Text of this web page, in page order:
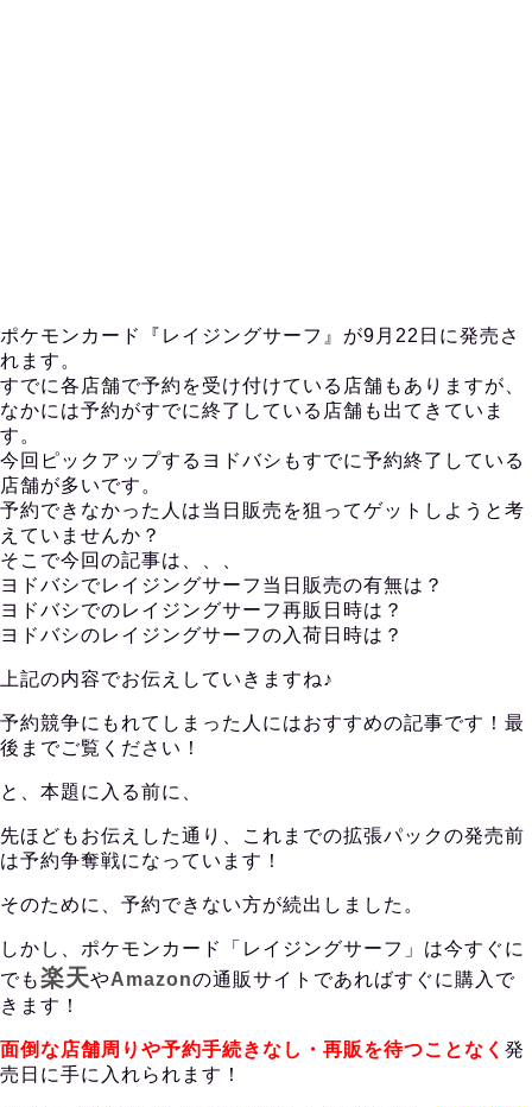
ポケモンカード『レイジングサーフ』が9月22日に発売さ
れます。
すでに各店舗で予約を受け付けている店舗もありますが、
なかには予約がすでに終了している店舗も出てきていま
す。
今回ピックアップするヨドバシもすでに予約終了している
店舗が多いです。
予約できなかった人は当日販売を狙ってゲットしようと考
えていませんか？
そこで今回の記事は、、、
ヨドバシでレイジングサーフ当日販売の有無は？
ヨドバシでのレイジングサーフ再販日時は？
ヨドバシのレイジングサーフの入荷日時は？
上記の内容でお伝えしていきますね♪
予約競争にもれてしまった人にはおすすめの記事です！最
後までご覧ください！
と、本題に入る前に、
先ほどもお伝えした通り、これまでの拡張パックの発売前
は予約争奪戦になっています！
そのために、予約できない方が続出しました。
しかし、ポケモンカード「レイジングサーフ」は今すぐに
でも楽天やAmazonの通販サイトであればすぐに購入で
きます！
面倒な店舗周りや予約手続きなし・再販を待つことなく 発
売日に手に入れられます！